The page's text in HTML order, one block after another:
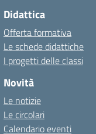
Didattica
Offerta formativa
Le schede didattiche
I progetti delle classi
Novità
Le notizie
Le circolari
Calendario eventi